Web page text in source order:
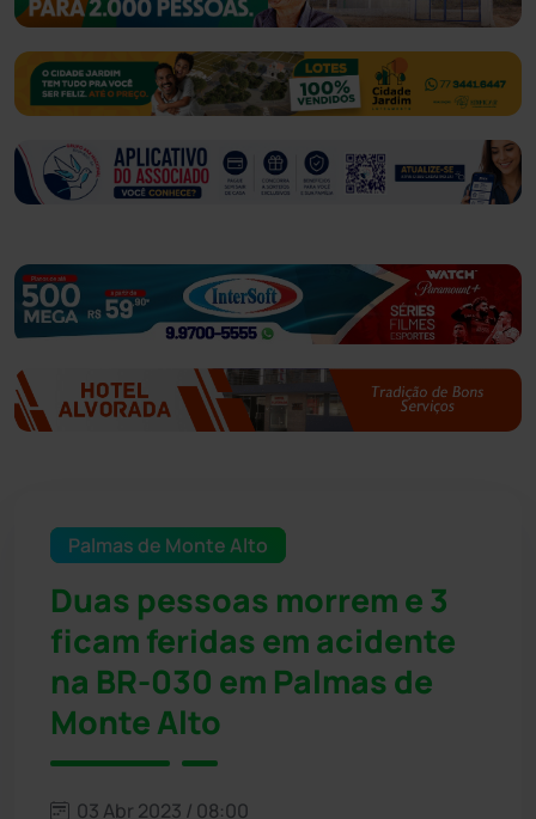
Palmas de Monte Alto
Duas pessoas morrem e 3
ficam feridas em acidente
na BR-030 em Palmas de
Monte Alto
03 Abr 2023 / 08:00